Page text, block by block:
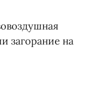
загорание на